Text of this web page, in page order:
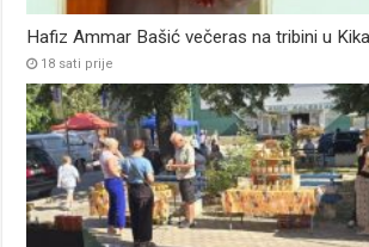
Hafiz Ammar Bašić večeras na tribini u
18 sati prije